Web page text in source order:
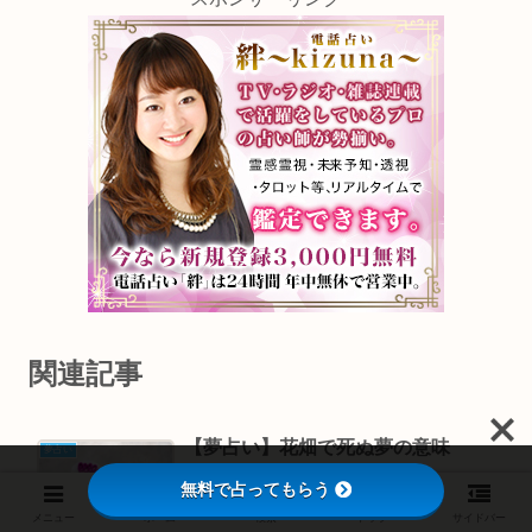
関連記事
【夢占い】花畑で死ぬ夢の意味
ホーム 検索 トップ
無料で占ってもらう